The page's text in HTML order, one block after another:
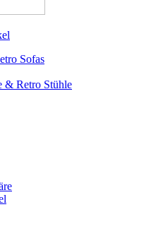
Sofas
& Retro Stühle